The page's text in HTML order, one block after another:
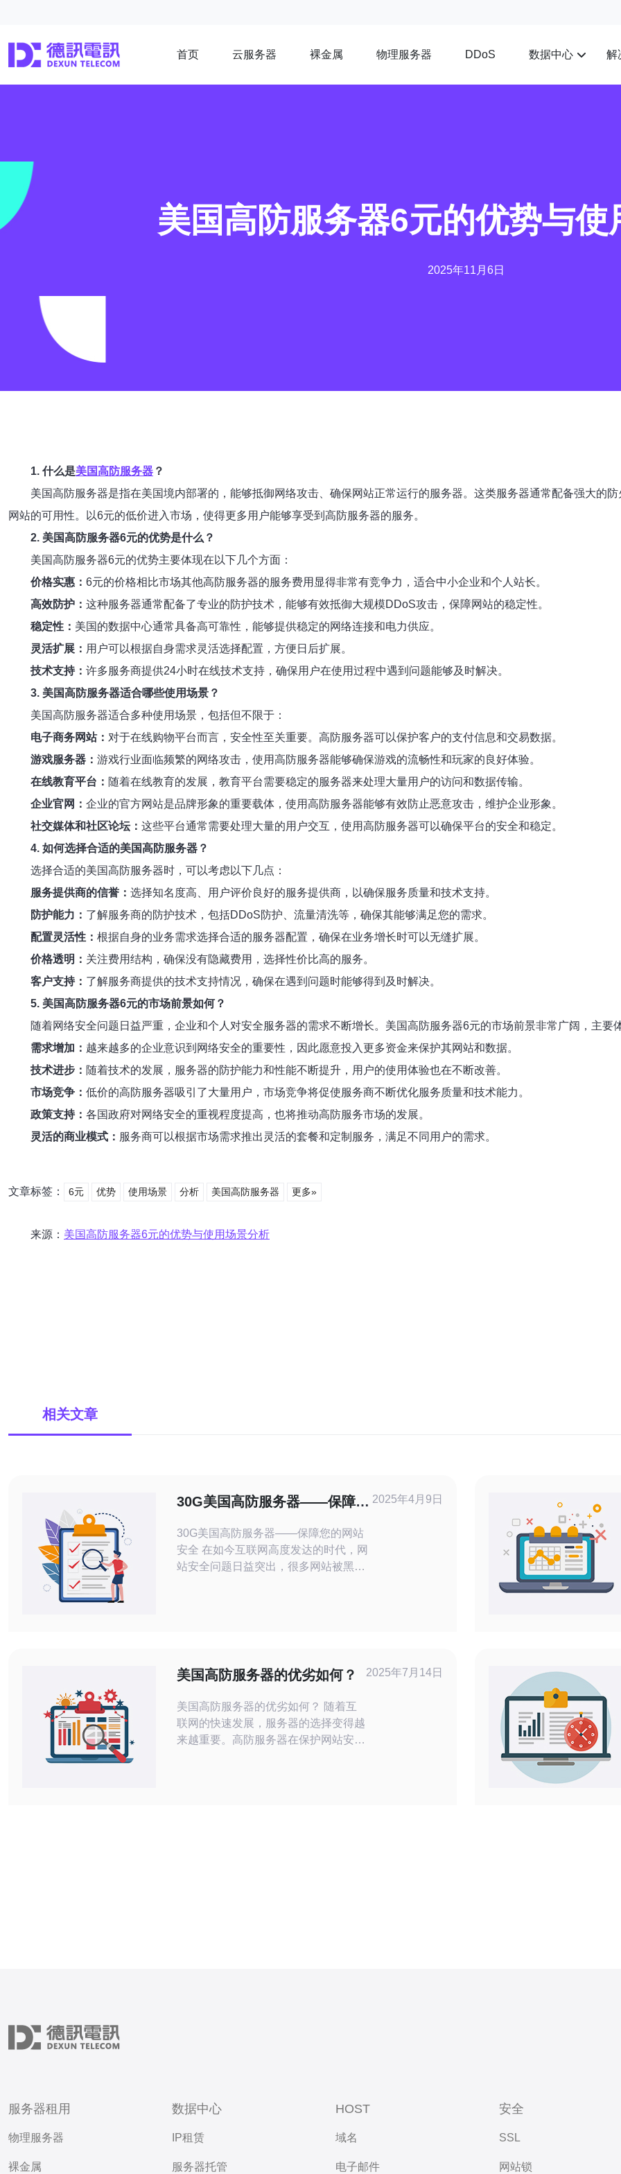
首页 云服务器 裸金属 物理服务器 DDoS 数据中心 解
美国高防服务器6元的优势与使
2025年11月6日
1. 什么是美国高防服务器 ？
美国高防服务器是指在美国境内部署的，能够抵御网络攻击、确保网站正常运行的服务器。这类服务器通常配备强大的
网站的可用性。以6元的低价进入市场，使得更多用户能够享受到高防服务器的服务。
2. 美国高防服务器6元的优势是什么？
美国高防服务器6元的优势主要体现在以下几个方面：
价格实惠： 6元的价格相比市场其他高防服务器的服务费用显得非常有竞争力，适合中小企业和个人站长。
高效防护： 这种服务器通常配备了专业的防护技术，能够有效抵御大规模DDoS攻击，保障网站的稳定性。
稳定性： 美国的数据中心通常具备高可靠性，能够提供稳定的网络连接和电力供应。
灵活扩展： 用户可以根据自身需求灵活选择配置，方便日后扩展。
技术支持： 许多服务商提供24小时在线技术支持，确保用户在使用过程中遇到问题能够及时解决。
3. 美国高防服务器适合哪些使用场景？
美国高防服务器适合多种使用场景，包括但不限于：
电子商务网站： 对于在线购物平台而言，安全性至关重要。高防服务器可以保护客户的支付信息和交易数据。
游戏服务器： 游戏行业面临频繁的网络攻击，使用高防服务器能够确保游戏的流畅性和玩家的良好体验。
在线教育平台： 随着在线教育的发展，教育平台需要稳定的服务器来处理大量用户的访问和数据传输。
企业官网： 企业的官方网站是品牌形象的重要载体，使用高防服务器能够有效防止恶意攻击，维护企业形象。
社交媒体和社区论坛： 这些平台通常需要处理大量的用户交互，使用高防服务器可以确保平台的安全和稳定。
4. 如何选择合适的美国高防服务器？
选择合适的美国高防服务器时，可以考虑以下几点：
服务提供商的信誉： 选择知名度高、用户评价良好的服务提供商，以确保服务质量和技术支持。
防护能力： 了解服务商的防护技术，包括DDoS防护、流量清洗等，确保其能够满足您的需求。
配置灵活性： 根据自身的业务需求选择合适的服务器配置，确保在业务增长时可以无缝扩展。
价格透明： 关注费用结构，确保没有隐藏费用，选择性价比高的服务。
客户支持： 了解服务商提供的技术支持情况，确保在遇到问题时能够得到及时解决。
5. 美国高防服务器6元的市场前景如何？
随着网络安全问题日益严重，企业和个人对安全服务器的需求不断增长。美国高防服务器6元的市场前景非常广阔，主要
需求增加： 越来越多的企业意识到网络安全的重要性，因此愿意投入更多资金来保护其网站和数据。
技术进步： 随着技术的发展，服务器的防护能力和性能不断提升，用户的使用体验也在不断改善。
市场竞争： 低价的高防服务器吸引了大量用户，市场竞争将促使服务商不断优化服务质量和技术能力。
政策支持： 各国政府对网络安全的重视程度提高，也将推动高防服务市场的发展。
灵活的商业模式： 服务商可以根据市场需求推出灵活的套餐和定制服务，满足不同用户的需求。
文章标签： 6元 优势 使用场景 分析 美国高防服务器 更多»
来源： 美国高防服务器6元的优势与使用场景分析
相关文章
30G美国高防服务器——保障您
30G美国高防服务器——保障您的网站
安全 在如今互联网高度发达的时代，网
站安全问题日益突出，很多网站被黑客
2025年4月9日
美国高防服务器的优劣如何？
美国高防服务器的优劣如何？ 随着互
联网的快速发展，服务器的选择变得越
来越重要。高防服务器在保护网站安全
2025年7月14日
服务器租用
物理服务器
裸金属
数据中心
IP租赁
服务器托管
HOST
域名
电子邮件
安全
SSL
网站锁